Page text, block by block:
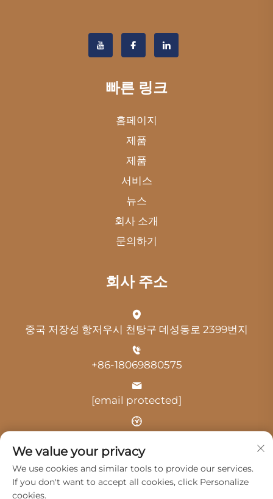
빠른 링크
홈페이지
제품
제품
서비스
뉴스
회사 소개
문의하기
회사 주소
중국 저장성 항저우시 천탕구 데성동로 2399번지
+86-18069880575
[email protected]
시간: 오전 9:00 - 오후 18:00
We value your privacy
We use cookies and similar tools to provide our services.
If you don't want to accept all cookies, click Personalize
cookies.